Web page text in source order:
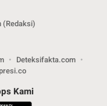
(Redaksi)
Deteksifakta.com
Kami